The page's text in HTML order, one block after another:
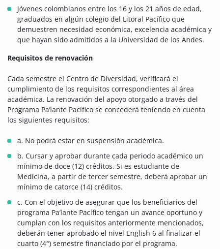
Jóvenes colombianos entre los 16 y los 21 años de edad,
graduados en algún colegio del Litoral Pacífico que
demuestren necesidad económica, excelencia académica y
que hayan sido admitidos a la Universidad de los Andes.
Requisitos de renovación
Cada semestre el Centro de Diversidad, verificará el
cumplimiento de los requisitos correspondientes al área
académica. La renovación del apoyo otorgado a través del
Programa Pa’lante Pacífico se concederá teniendo en cuenta
los siguientes requisitos:
a. No podrá estar en suspensión académica.
b. Cursar y aprobar durante cada periodo académico un
mínimo de doce (12) créditos. Si es estudiante de
Medicina, a partir de tercer semestre, deberá aprobar un
mínimo de catorce (14) créditos.
c. Con el objetivo de asegurar que los beneficiarios del
programa Pa’lante Pacífico tengan un avance oportuno y
cumplan con los requisitos anteriormente mencionados,
deberán tener aprobado el nivel English 6 al finalizar el
cuarto (4°) semestre financiado por el programa.